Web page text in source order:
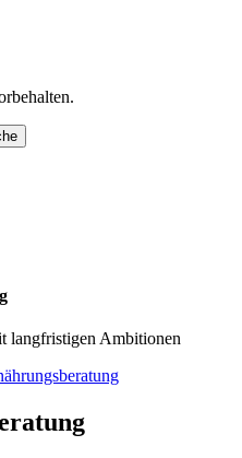
langfristigen Ambitionen